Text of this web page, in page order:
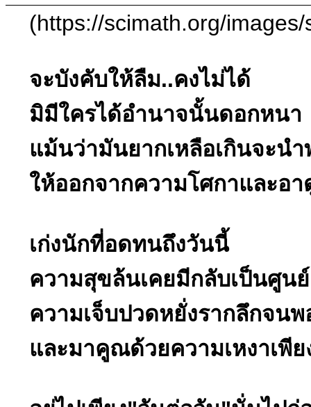
(https://scimath.org/
จะบังคับให้ลืม..คงไม่ได้
มิมีใครได้อำนาจนั้นดอกหนา
แม้นว่ามันยากเหลือเกินจะนำ
ให้ออกจากความโศกาและอา
เก่งนักที่อดทนถึงวันนี้
ความสุขล้นเคยมีกลับเป็นศูนย์
ความเจ็บปวดหยั่งรากลึกจน
และมาคูณด้วยความเหงาเพีย